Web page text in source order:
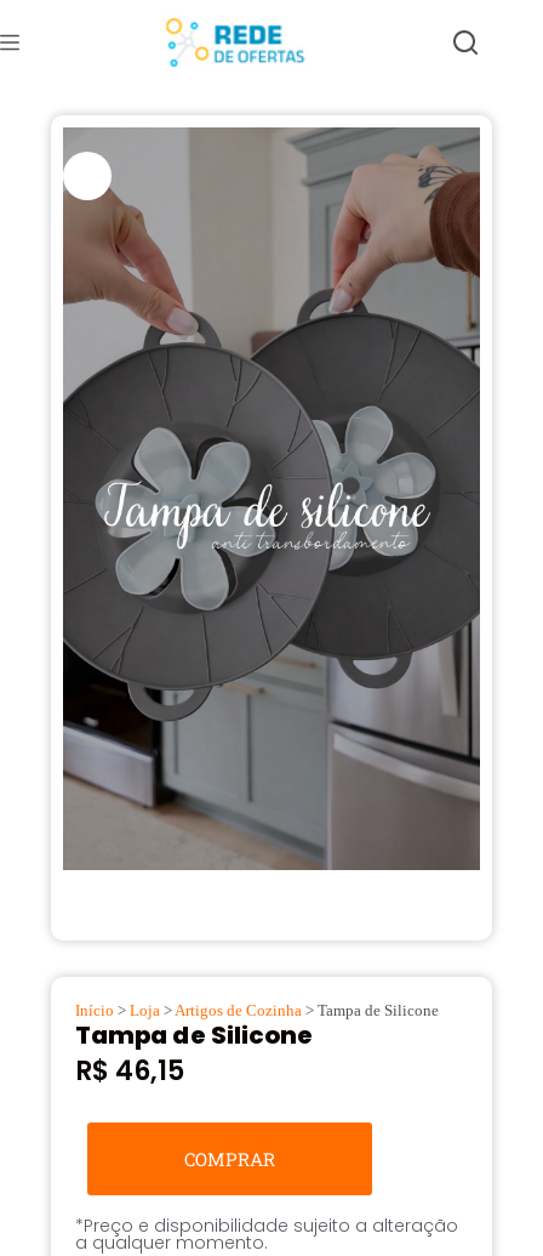
Início > Loja > Artigos de Cozinha > Tampa de Silicone
Tampa de Silicone
R$ 46,15
COMPRAR
*Preço e disponibilidade sujeito a alteração
a qualquer momento.